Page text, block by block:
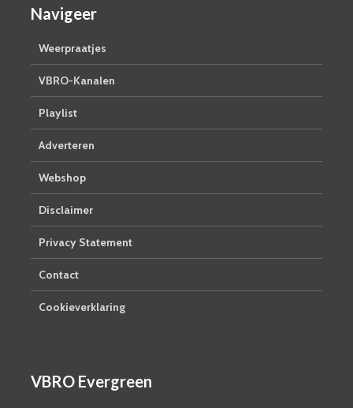
Navigeer
Weerpraatjes
VBRO-Kanalen
Playlist
Adverteren
Webshop
Disclaimer
Privacy Statement
Contact
Cookieverklaring
VBRO Evergreen